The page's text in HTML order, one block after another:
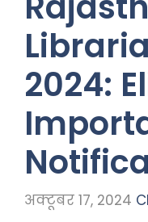
2024:
अक्टूबर 17, 2024